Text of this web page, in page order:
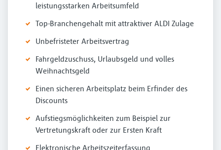
leistungsstarken Arbeitsumfeld
Top-Branchengehalt mit attraktiver ALDI Zulage
Unbefristeter Arbeitsvertrag
Fahrgeldzuschuss, Urlaubsgeld und volles
Weihnachtsgeld
Einen sicheren Arbeitsplatz beim Erfinder des
Discounts
Aufstiegsmöglichkeiten zum Beispiel zur
Vertretungskraft oder zur Ersten Kraft
Elektronische Arbeitszeiterfassung